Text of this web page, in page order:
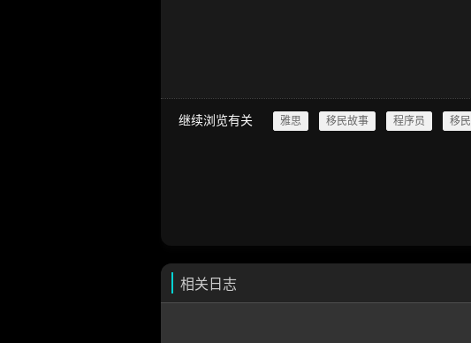
继续浏览有关 雅思 移民故事 程序员 移
相关日志